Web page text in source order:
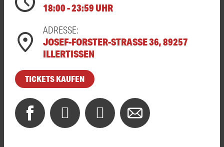
18:00 - 23:59 UHR
ADRESSE:
JOSEF-FORSTER-STRASSE 36, 89257 I
LLERTISSEN
TICKETS KAUFEN